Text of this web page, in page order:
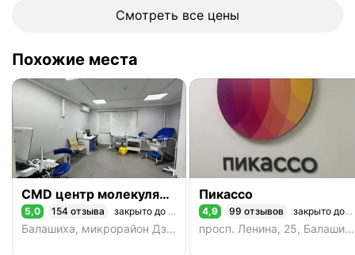
Смотреть все цены
Похожие места
CMD центр молекулярной диагностики
Рейтинг 5,0 из 5
5,0 154 отзыва закрыто до завтра
Балашиха, микрорайон Дзержинского, 46
Пикассо
Рейтинг 4,9 из 5
4,9 99 отзывов закрыто до завтра
просп. Ленина, 25, Балашиха